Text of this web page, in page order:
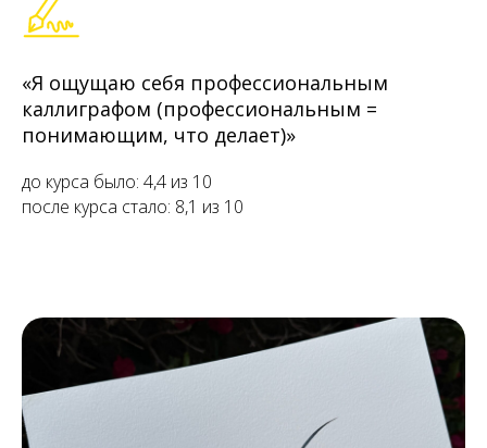
«Я ощущаю себя профессиональным
каллиграфом (профессиональным =
понимающим, что делает)»
до курса было: 4,4 из 10
после курса стало: 8,1 из 10